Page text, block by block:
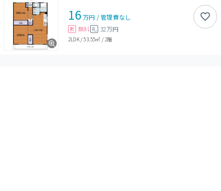
16 万円 /管理費なし
敷 無料 礼 32万円
2LDK/53.55㎡ / 2階